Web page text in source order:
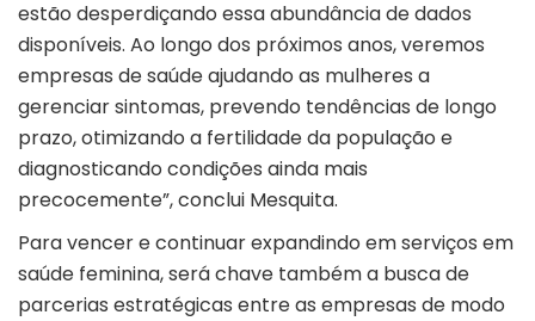
estão desperdiçando essa abundância de dados
disponíveis. Ao longo dos próximos anos, veremos
empresas de saúde ajudando as mulheres a
gerenciar sintomas, prevendo tendências de longo
prazo, otimizando a fertilidade da população e
diagnosticando condições ainda mais
precocemente”, conclui Mesquita.
Para vencer e continuar expandindo em serviços em
saúde feminina, será chave também a busca de
parcerias estratégicas entre as empresas de modo